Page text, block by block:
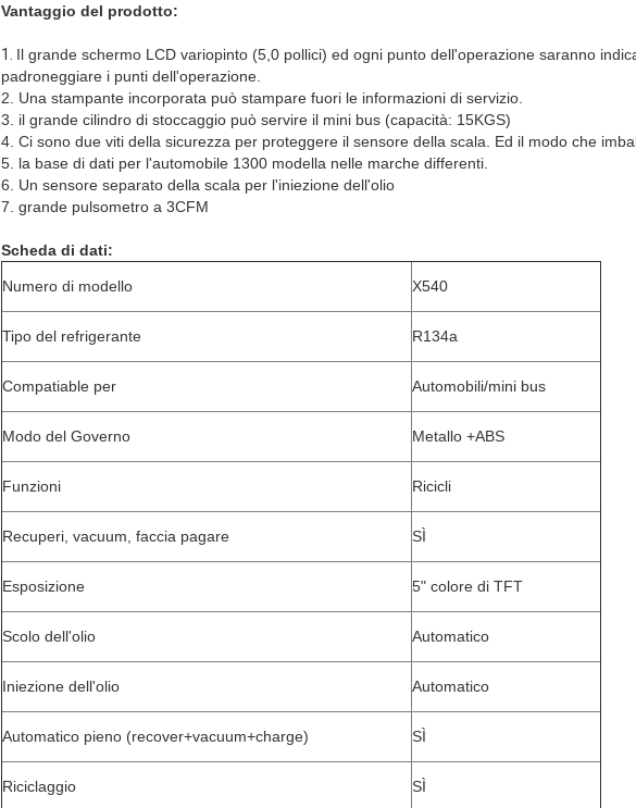
Vantaggio del prodotto:
1. Il grande schermo LCD variopinto (5,0 pollici) ed ogni punto dell'operazione saranno
padroneggiare i punti dell'operazione.
2. Una stampante incorporata può stampare fuori le informazioni di servizio.
3. il grande cilindro di stoccaggio può servire il mini bus (capacità: 15KGS)
4. Ci sono due viti della sicurezza per proteggere il sensore della scala. Ed il modo che
5. la base di dati per l'automobile 1300 modella nelle marche differenti.
6. Un sensore separato della scala per l'iniezione dell'olio
7. grande pulsometro a 3CFM
Scheda di dati:
Numero di modello X540
Tipo del refrigerante R134a
Compatiable per Automobili/mini bus
Modo del Governo Metallo +ABS
Funzioni Ricicli
Recuperi, vacuum, faccia pagare SÌ
Esposizione 5" colore di TFT
Scolo dell'olio Automatico
Iniezione dell'olio Automatico
Automatico pieno (recover+vacuum+charge) SÌ
Riciclaggio SÌ